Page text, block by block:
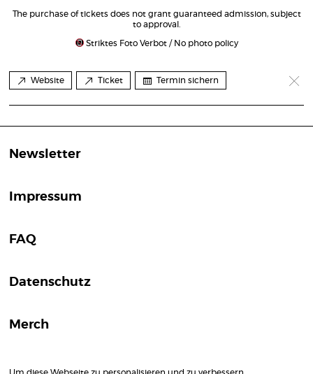
The purchase of tickets does not grant guaranteed admission, subject
to approval.
Striktes Foto Verbot / No photo policy
Website Ticket Termin sichern
Newsletter
Impressum
FAQ
Datenschutz
Merch